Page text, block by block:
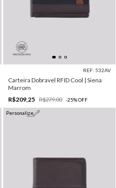
REF: 532AV
Carteira Dobravel RFID Cool | Siena
Marrom
R$209,25
R$279,00 -25%OFF
Personalize